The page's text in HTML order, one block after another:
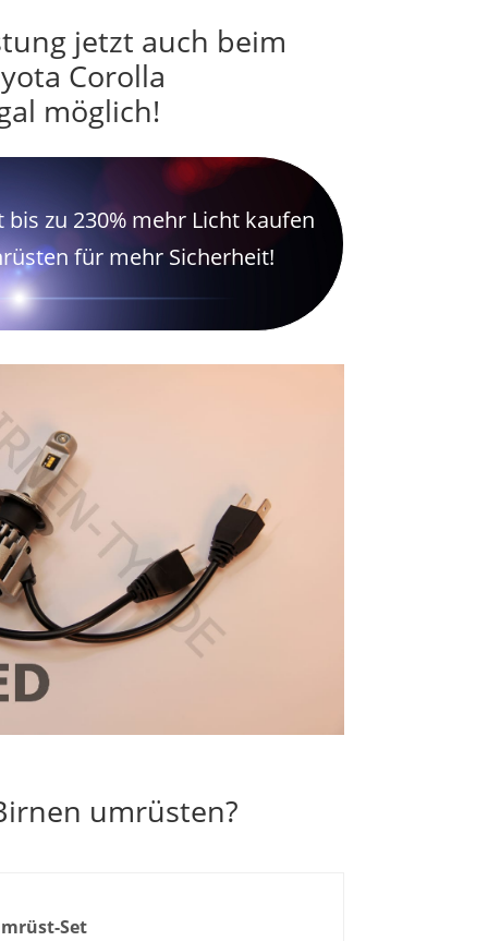
jetzt auch beim
Corolla
möglich!
bis zu 230% mehr Licht kaufen
für mehr Sicherheit!
umrüsten?
Set